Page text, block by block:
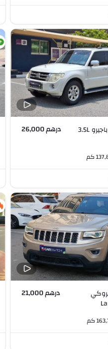
ميتسوبيشي باجيرو 3.5L درهم 26,000
كم
درهم 21,000
كم